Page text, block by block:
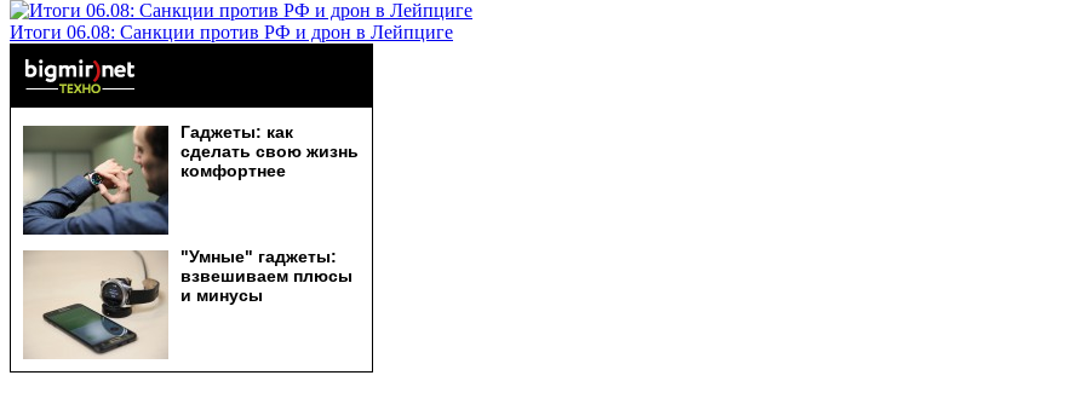
Итоги 06.08: Санкции против РФ и дрон в Лейпциге